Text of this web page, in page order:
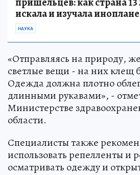
искала и изучала
НАУКА
«Отправляясь на природу,
светлые вещи - на них клещ
Одежда должна плотно
длинными рукавами», -
Министерстве
области.
Специалисты также
использовать репелленты и
осматривать одежду и